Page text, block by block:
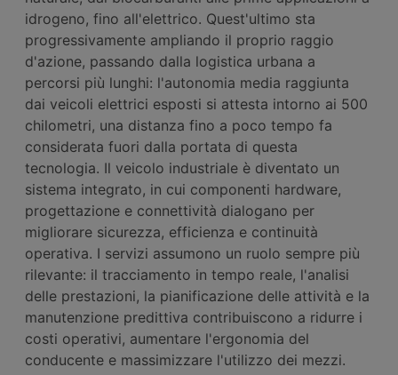
idrogeno, fino all'elettrico. Quest'ultimo sta
progressivamente ampliando il proprio raggio
d'azione, passando dalla logistica urbana a
percorsi più lunghi: l'autonomia media raggiunta
dai veicoli elettrici esposti si attesta intorno ai 500
chilometri, una distanza fino a poco tempo fa
considerata fuori dalla portata di questa
tecnologia. Il veicolo industriale è diventato un
sistema integrato, in cui componenti hardware,
progettazione e connettività dialogano per
migliorare sicurezza, efficienza e continuità
operativa. I servizi assumono un ruolo sempre più
rilevante: il tracciamento in tempo reale, l'analisi
delle prestazioni, la pianificazione delle attività e la
manutenzione predittiva contribuiscono a ridurre i
costi operativi, aumentare l'ergonomia del
conducente e massimizzare l'utilizzo dei mezzi.